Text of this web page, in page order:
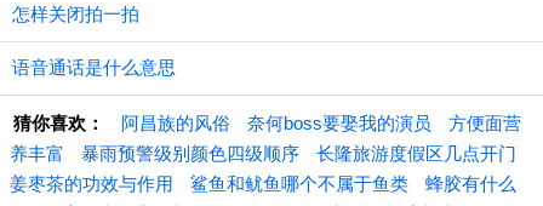
怎样关闭拍一拍
语音通话是什么意思
猜你喜欢： 阿昌族的风俗 奈何boss要娶我的演员
方便面营
养丰富
暴雨预警级别颜色四级顺序
长隆旅游度假区几点开门
姜枣茶的功效与作用
鲨鱼和鱿鱼哪个不属于鱼类
蜂胶有什么